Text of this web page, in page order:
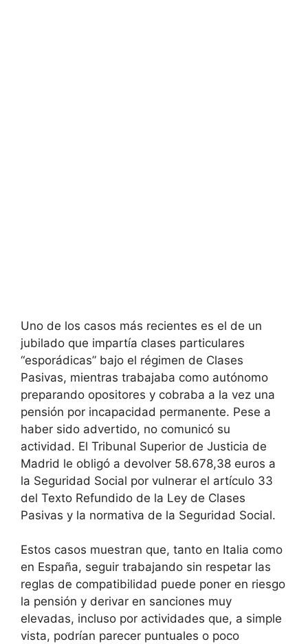
Uno de los casos más recientes es el de un
jubilado que impartía clases particulares
“esporádicas” bajo el régimen de Clases
Pasivas, mientras trabajaba como autónomo
preparando opositores y cobraba a la vez una
pensión por incapacidad permanente. Pese a
haber sido advertido, no comunicó su
actividad. El Tribunal Superior de Justicia de
Madrid le obligó a devolver 58.678,38 euros a
la Seguridad Social por vulnerar el artículo 33
del Texto Refundido de la Ley de Clases
Pasivas y la normativa de la Seguridad Social.
Estos casos muestran que, tanto en Italia como
en España, seguir trabajando sin respetar las
reglas de compatibilidad puede poner en riesgo
la pensión y derivar en sanciones muy
elevadas, incluso por actividades que, a simple
vista, podrían parecer puntuales o poco